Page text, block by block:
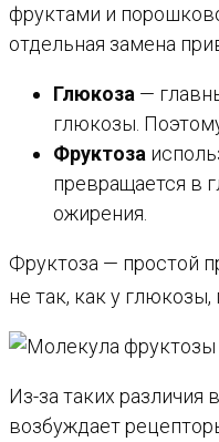
фруктами и
отдельная замена
Глюкоза —
глюкозы.
Фруктоза
превращается в
ожирения.
Фруктоза — простой
не так, как у
Из-за таких
возбуждает